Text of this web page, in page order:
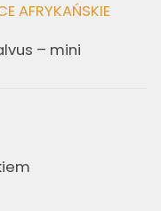
AFRYKAŃSKIE
– mini